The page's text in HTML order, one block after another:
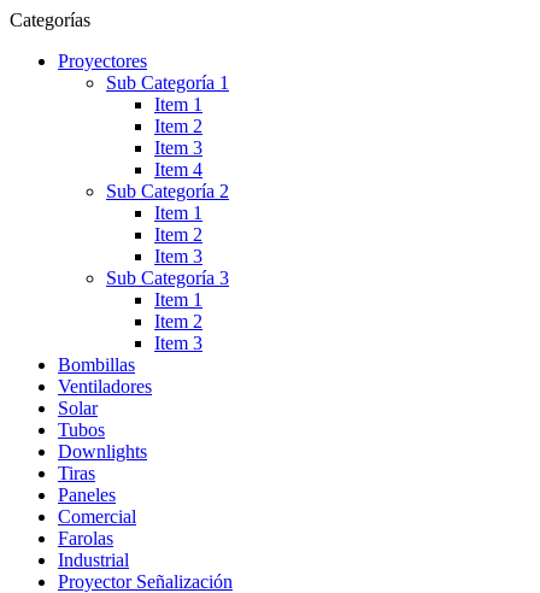
Categorías
Proyectores
Sub Categoría 1
Item 1
Item 2
Item 3
Item 4
Sub Categoría 2
Item 1
Item 2
Item 3
Sub Categoría 3
Item 1
Item 2
Item 3
Bombillas
Ventiladores
Solar
Tubos
Downlights
Tiras
Paneles
Comercial
Farolas
Industrial
Proyector Señalización